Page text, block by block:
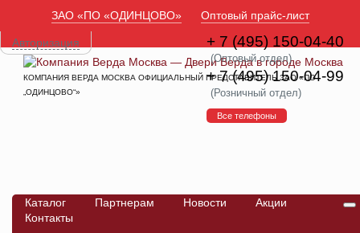
ЗАО «ПО «ОДИНЦОВО» Оптовый прайс-лист
Авторизация
КОМПАНИЯ ВЕРДА МОСКВА ОФИЦИАЛЬНЫЙ ПРЕДСТАВИТЕЛЬ ЗАО «ПО
„ОДИНЦОВО“»
+ 7 (495) 150-04-40
(Оптовый отдел)
+ 7 (495) 150-04-99
(Розничный отдел)
Все телефоны
Каталог Партнерам Новости
Акции
Контакты